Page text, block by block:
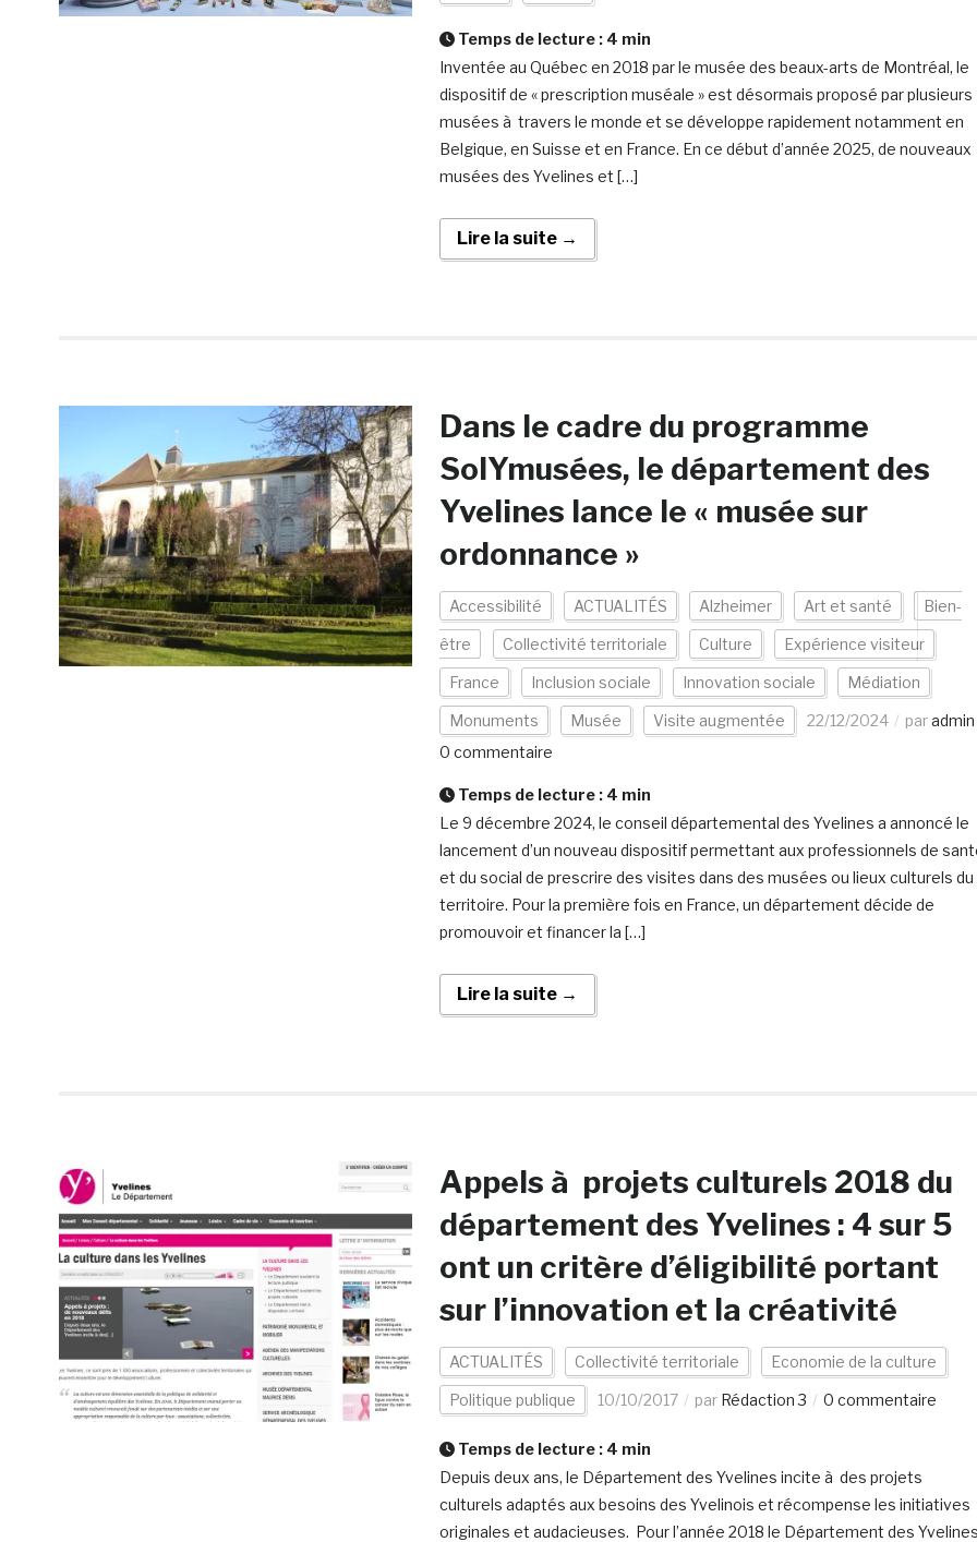
Temps de lecture : 4 min
Inventée au Québec en 2018 par le musée des beaux-arts de Montréal, le
dispositif de « prescription muséale » est désormais proposé par plusieurs
musées à travers le monde et se développe rapidement notamment en
Belgique, en Suisse et en France. En ce début d’année 2025, de nouveaux
musées des Yvelines et […]
Lire la suite →
Dans le cadre du programme
SolYmusées, le département des
Yvelines lance le « musée sur
ordonnance »
Accessibilité ACTUALITÉS Alzheimer Art et santé Bien-
être Collectivité territoriale Culture Expérience visiteur
France Inclusion sociale Innovation sociale Médiation
Monuments Musée Visite augmentée 22/12/2024 paradmin
0 commentaire
Temps de lecture : 4 min
Le 9 décembre 2024, le conseil départemental des Yvelines a annoncé le
lancement d’un nouveau dispositif permettant aux professionnels de
et du social de prescrire des visites dans des musées ou lieux culturels du
territoire. Pour la première fois en France, un département décide de
promouvoir et financer la […]
Lire la suite →
Appels à projets culturels 2018 du
département des Yvelines : 4 sur 5
ont un critère d’éligibilité portant
sur l’innovation et la créativité
ACTUALITÉS Collectivité territoriale Economie de la culture
Politique publique 10/10/2017 par Rédaction 3 0 commentaire
Temps de lecture : 4 min
Depuis deux ans, le Département des Yvelines incite à des projets
culturels adaptés aux besoins des Yvelinois et récompense les initiatives
originales et audacieuses. Pour l’année 2018 le Département des